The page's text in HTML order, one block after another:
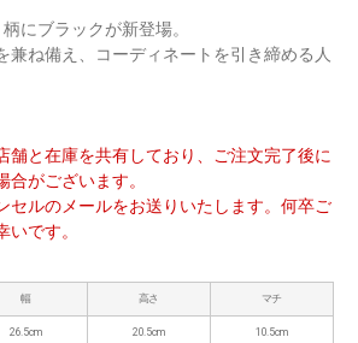
柄にブラックが新登場。
兼ね備え、コーディネートを引き締める人
と在庫を共有しており、ご注文完了後に
がございます。
セルのメールをお送りいたします。何卒ご
です。
幅 高さ マチ
26.5cm 20.5cm 10.5cm